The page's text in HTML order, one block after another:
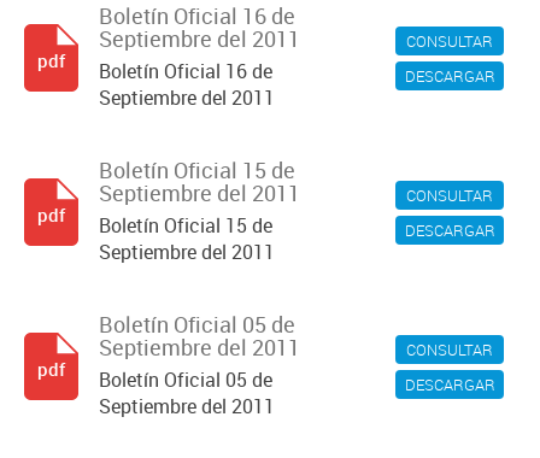
CONSULTAR
DESCARGAR
Boletín Oficial 16 de
Septiembre del 2011
Boletín Oficial 16 de
Septiembre del 2011
pdf
CONSULTAR
DESCARGAR
Boletín Oficial 15 de
Septiembre del 2011
Boletín Oficial 15 de
Septiembre del 2011
pdf
CONSULTAR
DESCARGAR
Boletín Oficial 05 de
Septiembre del 2011
Boletín Oficial 05 de
Septiembre del 2011
pdf